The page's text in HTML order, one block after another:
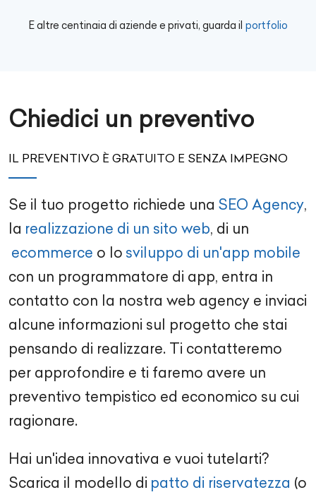
E altre centinaia di aziende e privati, guarda il portfolio
Chiedici un preventivo
IL PREVENTIVO È GRATUITO E SENZA IMPEGNO
Se il tuo progetto richiede una SEO Agency,
la realizzazione di un sito web, di un
ecommerce o lo sviluppo di un'app mobile
con un programmatore di app, entra in
contatto con la nostra web agency e inviaci
alcune informazioni sul progetto che stai
pensando di realizzare. Ti contatteremo
per approfondire e ti faremo avere un
preventivo tempistico ed economico su cui
ragionare.
Hai un'idea innovativa e vuoi tutelarti?
Scarica il modello di patto di riservatezza (o